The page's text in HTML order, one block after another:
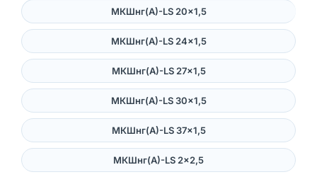
МКШнг(А)-LS 20×1,5
МКШнг(А)-LS 24×1,5
МКШнг(А)-LS 27×1,5
МКШнг(А)-LS 30×1,5
МКШнг(А)-LS 37×1,5
МКШнг(А)-LS 2×2,5